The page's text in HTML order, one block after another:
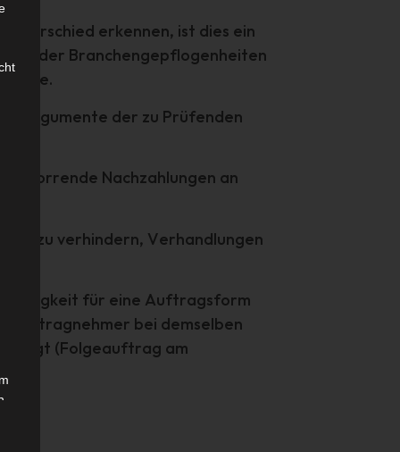
erkennen, ist dies ein
der Branchengepflogenheiten
Argumente der zu Prüfenden
horrende Nachzahlungen an
zu verhindern, Verhandlungen
für eine Auftragsform
Auftragnehmer bei demselben
(Folgeauftrag am